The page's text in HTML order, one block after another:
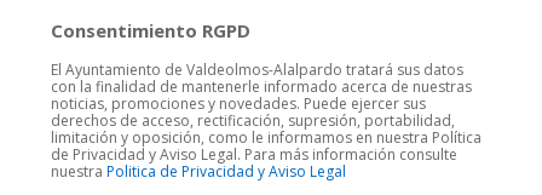
Consentimiento RGPD
El Ayuntamiento de Valdeolmos-Alalpardo tratará sus datos
con la finalidad de mantenerle informado acerca de nuestras
noticias, promociones y novedades. Puede ejercer sus
derechos de acceso, rectificación, supresión, portabilidad,
limitación y oposición, como le informamos en nuestra Política
de Privacidad y Aviso Legal. Para más información consulte
nuestra Politica de Privacidad y Aviso Legal